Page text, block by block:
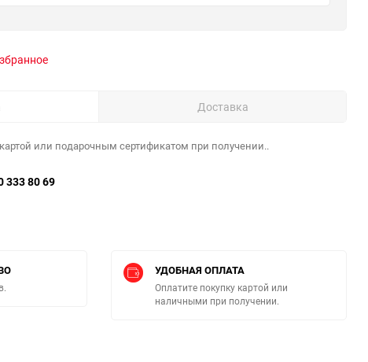
Доставка
или подарочным сертификатом при получении..
333 80 69
УДОБНАЯ ОПЛАТА
Оплатите покупку картой или
наличными при получении.